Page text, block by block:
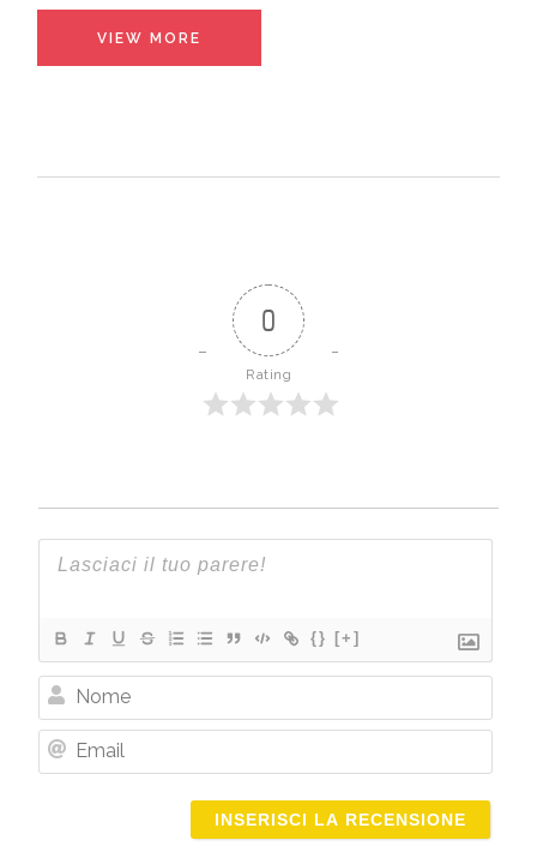
VIEW MORE
0
Rating
{} [+]
Nome